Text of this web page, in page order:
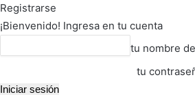
Registrarse
¡Bienvenido! Ingresa en tu cuenta
tu nombre
tu